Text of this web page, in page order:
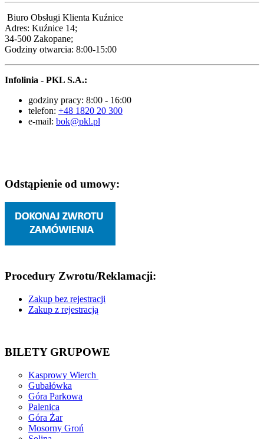
Biuro Obsługi Klienta Kuźnice
Adres: Kuźnice 14;
34-500 Zakopane;
Godziny otwarcia: 8:00-15:00
Infolinia - PKL S.A.:
godziny pracy: 8:00 - 16:00
telefon: +48 1820 20 300
e-mail: bok@pkl.pl
Odstąpienie od umowy:
Procedury Zwrotu/Reklamacji:
Zakup bez rejestracji
Zakup z rejestracją
BILETY GRUPOWE
Kasprowy Wierch
Gubałówka
Góra Parkowa
Palenica
Góra Żar
Mosorny Groń